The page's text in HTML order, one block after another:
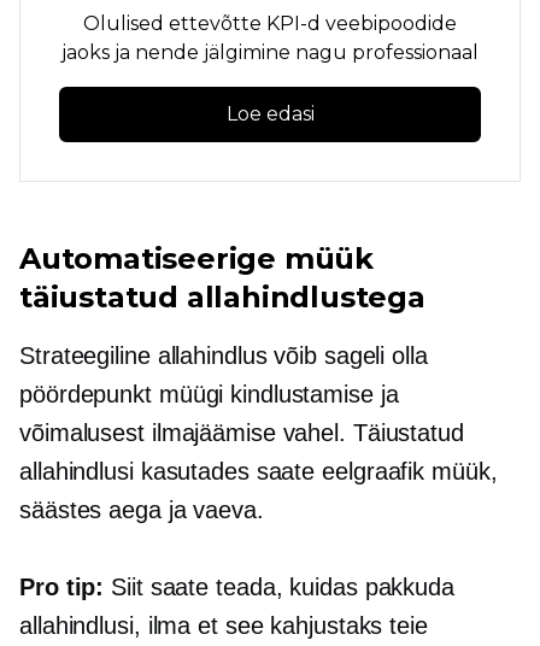
Olulised ettevõtte KPI-d veebipoodide
jaoks ja nende jälgimine nagu professionaal
Loe edasi
Automatiseerige müük
täiustatud allahindlustega
Strateegiline allahindlus võib sageli olla
pöördepunkt müügi kindlustamise ja
võimalusest ilmajäämise vahel. Täiustatud
allahindlusi kasutades saateeelgraafik müük,
säästes aega ja vaeva.
Pro tip: Siit saate teada, kuidas pakkuda
allahindlusi, ilma et see kahjustaks teie